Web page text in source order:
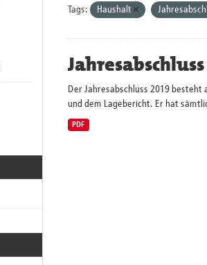
Tags: Haushalt
Der Jahresabschluss 2019 besteht
und dem Lagebericht. Er hat
PDF